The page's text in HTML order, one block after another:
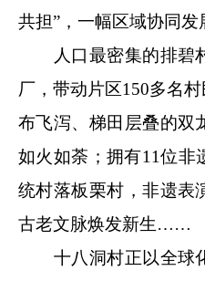
共担”，一幅区域协同
人口最密集的排碧
厂，带动片区150多名
布飞泻、梯田层叠的双
如火如荼；拥有11位非
统村落板栗村，非遗表
古老文脉焕发新生……
十八洞村正以全球